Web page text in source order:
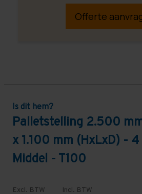
Offerte
Is dit hem?
Palletstelling 2.500
x 1.100 mm (HxLxD) -
Middel - T100
Excl. BTW Incl. BTW